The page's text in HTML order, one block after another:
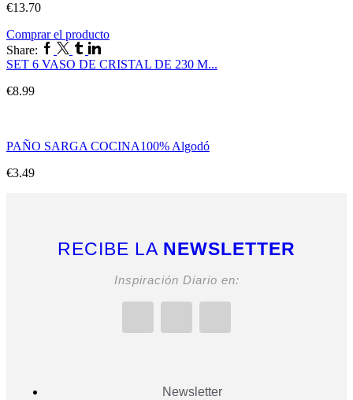
€13.70
Comprar el producto
Share:
SET 6 VASO DE CRISTAL DE 230 M...
€8.99
PAÑO SARGA COCINA100% Algodó
€3.49
RECIBE LA NEWSLETTER
Inspiración Diario en:
Newsletter